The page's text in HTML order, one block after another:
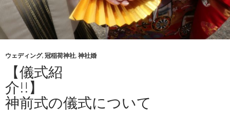
ウェディング, 冠稲荷神社, 神社婚
【儀式紹
介
神前式の儀式について